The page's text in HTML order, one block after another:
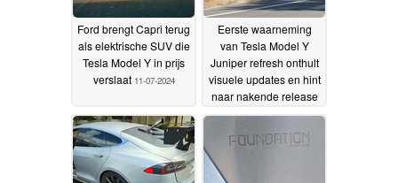
Ford brengt Capri terug
als elektrische SUV die
Tesla Model Y in prijs
verslaat 11-07-2024
Eerste waarneming
van Tesla Model Y
Juniper refresh onthult
visuele updates en hint
naar nakende release
08-07-2024